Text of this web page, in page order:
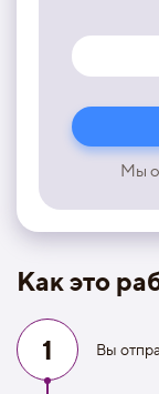
Мы
Как это
1 Вы